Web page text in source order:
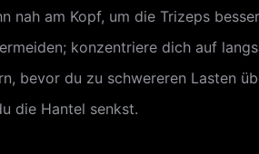
nah am Kopf, um die Trizeps
konzentriere dich auf
bevor du zu schwereren Lasten
die Hantel senkst.